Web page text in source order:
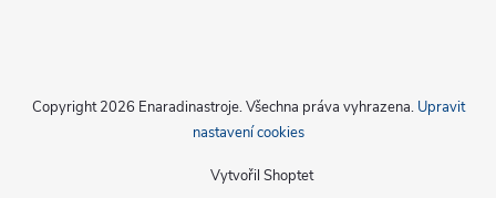
Vytvořil Shoptet
Copyright 2026 Enaradinastroje. Všechna práva vyhrazena. Upravit
nastavení cookies